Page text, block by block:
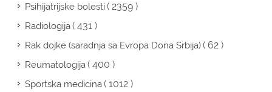
Psihijatrijske bolesti( 2359 )
Radiologija( 431 )
Rak dojke (saradnja sa Evropa Dona Srbija)( 62 )
Reumatologija( 400 )
Sportska medicina( 1012 )